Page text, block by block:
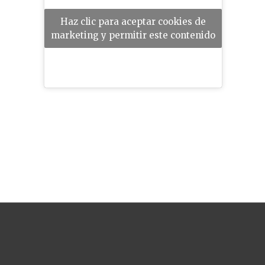
Haz clic para aceptar cookies de
marketing y permitir este contenido